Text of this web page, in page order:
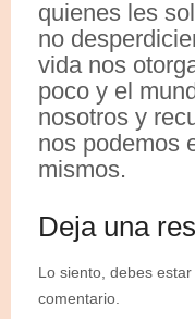
quienes les
no
vida nos
poco y el
nosotros y
nos podemos
mismos.
Deja una
Lo siento, debes estar
comentario.